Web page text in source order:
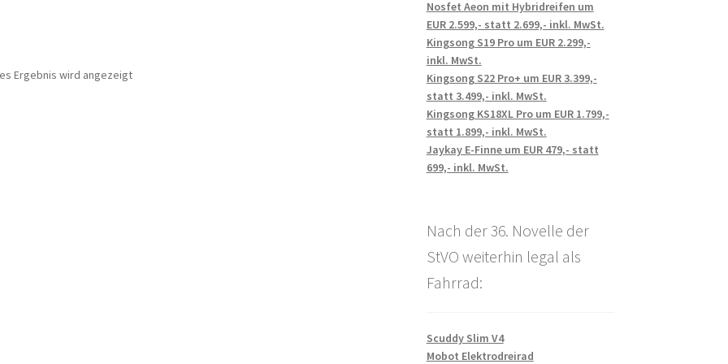
Ergebnis wird angezeigt
Nosfet Aeon mit Hybridreifen um
EUR 2.599,- statt 2.699,- inkl. MwSt.
Kingsong S19 Pro um EUR 2.299,-
inkl. MwSt.
Kingsong S22 Pro+ um EUR 3.399,-
statt 3.499,- inkl. MwSt.
Kingsong KS18XL Pro um EUR 1.799,-
statt 1.899,- inkl. MwSt.
Jaykay E-Finne um EUR 479,- statt
699,- inkl. MwSt.
Nach der 36. Novelle der
StVO weiterhin legal als
Fahrrad:
Scuddy Slim V4
Mobot Elektrodreirad